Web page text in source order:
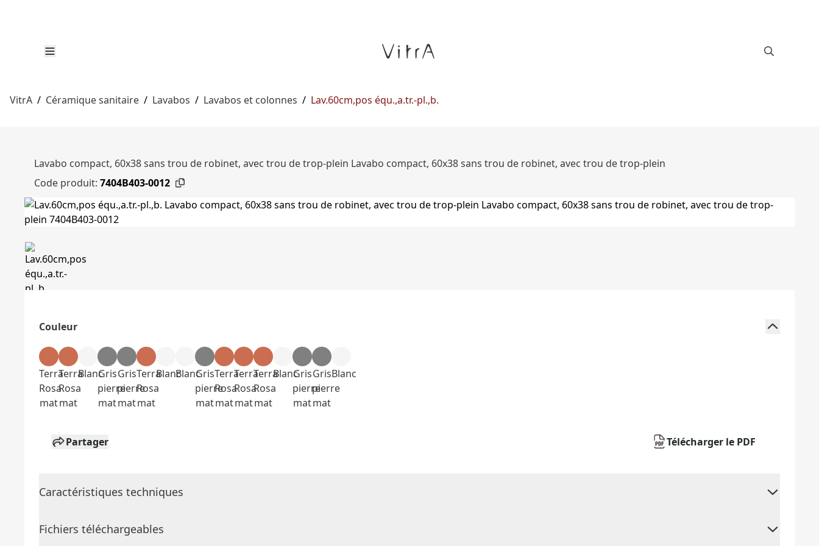
VitrA / Céramique sanitaire / Lavabos / Lavabos et colonnes / Lav.60cm,pos équ.,a.tr.-pl.,b.
Lavabo compact, 60x38 sans trou de robinet, avec trou de trop-plein Lavabo compact, 60x38 sans trou de robinet, avec trou de trop-plein
Code produit: 7404B403-0012
Couleur
Terra
Rosa
mat
Terra
Rosa
mat
BlancGris
pierre
mat
Gris
pierre
mat
Terra
Rosa
mat
BlancBlancGris
pierre
mat
Terra
Rosa
mat
Terra
Rosa
mat
Terra
Rosa
mat
BlancGris
pierre
mat
Gris
pierre
mat
Blanc
Partager Télécharger le PDF
Caractéristiques techniques
Fichiers téléchargeables